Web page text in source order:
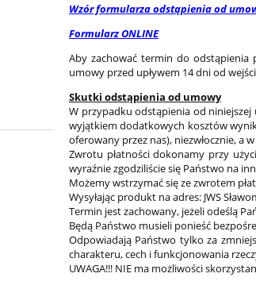
Wzór formularza odstąpienia od
Formularz ONLINE
Aby zachować termin do odstąpienia
umowy przed upływem 14 dni od
Skutki odstąpienia od umowy
W przypadku odstąpienia od
wyjątkiem dodatkowych kosztów
oferowany przez nas), niezwłocznie,
Zwrotu płatności dokonamy przy
wyraźnie zgodziliście się Państwo na
Możemy wstrzymać się ze zwrotem
Wysyłając produkt na adres: JWS
Termin jest zachowany, jeżeli odeślą
Będą Państwo musieli ponieść
Odpowiadają Państwo tylko za
charakteru, cech i funkcjonowania
UWAGA!!! NIE ma możliwości